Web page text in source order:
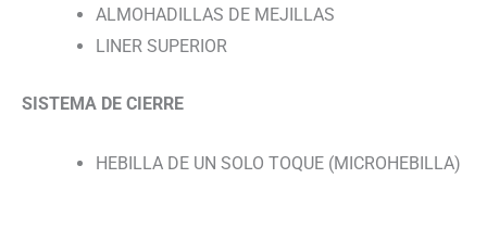
ALMOHADILLAS DE MEJILLAS
LINER SUPERIOR
SISTEMA DE CIERRE
HEBILLA DE UN SOLO TOQUE (MICROHEBILLA)